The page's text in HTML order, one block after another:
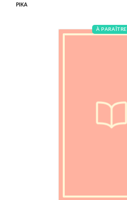
PIKA
À PARAÎTRE